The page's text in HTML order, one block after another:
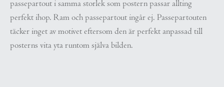
passepartout i samma storlek som postern passar allting
perfekt ihop. Ram och passepartout ingår ej. Passepartouten
täcker inget av motivet eftersom den är perfekt anpassad till
posterns vita yta runtom själva bilden.